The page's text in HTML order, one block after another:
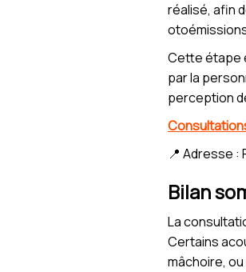
réalisé, afin
Cette étape
par la
perception
📍 Adresse :
Bilan
La
Certains
mâchoire,